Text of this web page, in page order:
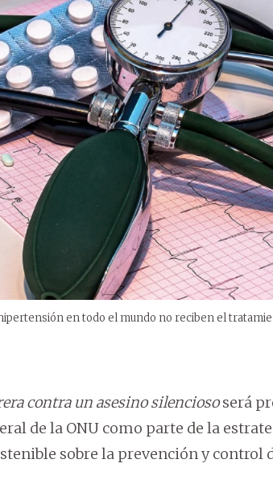
en todo el mundo no reciben el
contra un asesino silenciososerá
de la ONU como parte de la
sobre la prevención y control